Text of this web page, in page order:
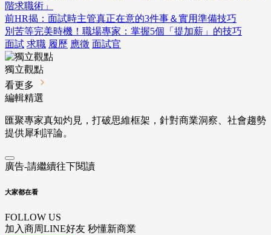
階求職術」
前HR揭：面試時主管真正在意的3件事＆實用準備技巧
別苦等完美時機！職場專家：掌握5個「提加薪」的技巧
面試 求職 履歷 應徵 面試官
獨立觀點
看更多
編輯精選
匯聚專家真知灼見，打破思維框架，針對商業洞察、社會趨勢
提供犀利評論。
廣告-請繼續往下閱讀
大家都在看
FOLLOW US
加入商周LINE好友 秒懂新商業